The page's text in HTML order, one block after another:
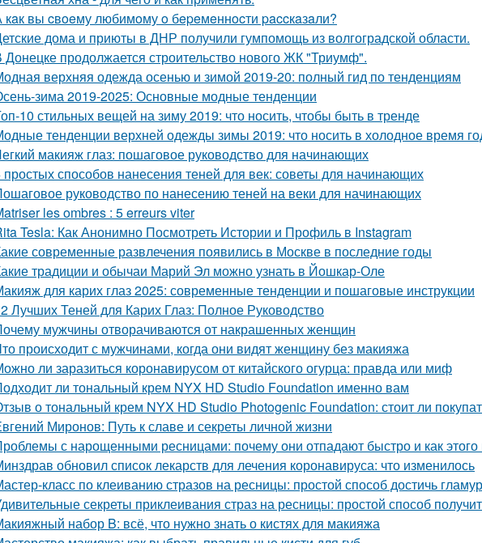
кaк вы cвoeму любимoму o бepeмeннocти paccкaзaли?
дома и приюты в ДНР получили гумпомощь из волгоградской области.
Донецке продолжается строительство нового ЖК "Триумф".
верхняя одежда осенью и зимой 2019-20: полный гид по тенденциям
зима 2019-2025: Основные модные тенденции
10 стильных вещей на зиму 2019: что носить, чтобы быть в тренде
тенденции верхней одежды зимы 2019: что носить в холодное время
макияж глаз: пошаговое руководство для начинающих
простых способов нанесения теней для век: советы для начинающих
руководство по нанесению теней на веки для начинающих
les ombres : 5 erreurs viter
Tesla: Как Анонимно Посмотреть Истории и Профиль в Instagram
современные развлечения появились в Москве в последние годы
традиции и обычаи Марий Эл можно узнать в Йошкар-Оле
для карих глаз 2025: современные тенденции и пошаговые инструкции
Лучших Теней для Карих Глаз: Полное Руководство
мужчины отворачиваются от накрашенных женщин
происходит с мужчинами, когда они видят женщину без макияжа
ли заразиться коронавирусом от китайского огурца: правда или миф
ли тональный крем NYX HD Studio Foundation именно вам
о тональный крем NYX HD Studio Photogenic Foundation: стоит ли
Миронов: Путь к славе и секреты личной жизни
с нарощенными ресницами: почему они отпадают быстро и как этого
обновил список лекарств для лечения коронавируса: что изменилось
класс по клеиванию стразов на ресницы: простой способ достичь
секреты приклеивания страз на ресницы: простой способ
набор B: всё, что нужно знать о кистях для макияжа